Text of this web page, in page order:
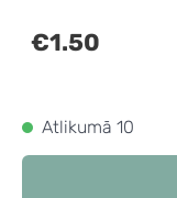
€1.50
Atlikumā 10